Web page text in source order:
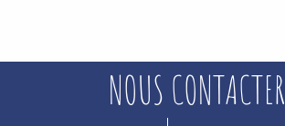
NOUS CONTACTER